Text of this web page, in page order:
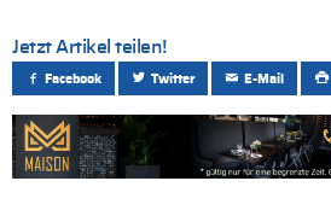
Jetzt Artikel teilen!
Facebook Twitter E-Mail